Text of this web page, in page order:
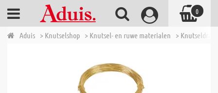
Aduis > Knutselshop > Knutsel- en ruwe materialen >
0